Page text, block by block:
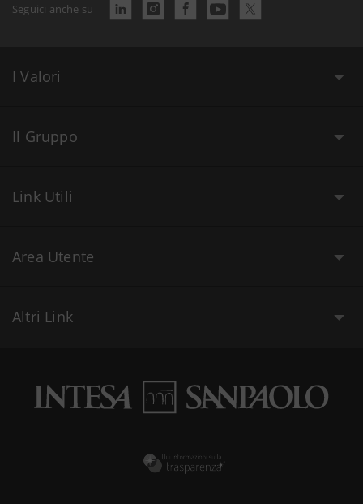
Seguici anche su
I Valori
Il Gruppo
Link Utili
Area Utente
Altri Link